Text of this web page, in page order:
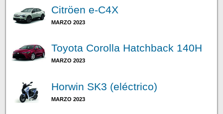
Citröen e-C4X
MARZO 2023
Toyota Corolla Hatchback 140H
MARZO 2023
Horwin SK3 (eléctrico)
MARZO 2023